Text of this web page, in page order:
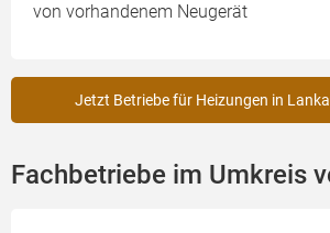
von vorhandenem Neugerät
Jetzt Betriebe für Heizungen in
Fachbetriebe im Umkreis